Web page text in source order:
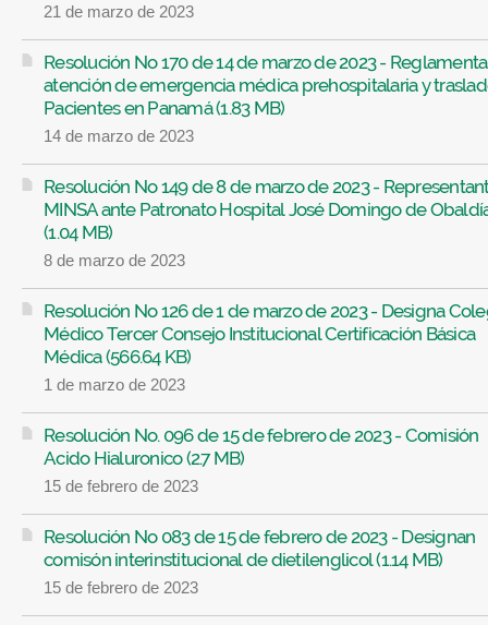
21 de marzo de 2023
Resolución No 170 de 14 de marzo de 2023 - Reglamenta
atención de emergencia médica prehospitalaria y
Pacientes en Panamá (1.83 MB)
14 de marzo de 2023
Resolución No 149 de 8 de marzo de 2023 -
MINSA ante Patronato Hospital José Domingo de
(1.04 MB)
8 de marzo de 2023
Resolución No 126 de 1 de marzo de 2023 - Designa
Médico Tercer Consejo Institucional Certificación Básica
Médica (566.64 KB)
1 de marzo de 2023
Resolución No. 096 de 15 de febrero de 2023 - Comisión
Acido Hialuronico (2.7 MB)
15 de febrero de 2023
Resolución No 083 de 15 de febrero de 2023 - Designan
comisón interinstitucional de dietilenglicol (1.14 MB)
15 de febrero de 2023